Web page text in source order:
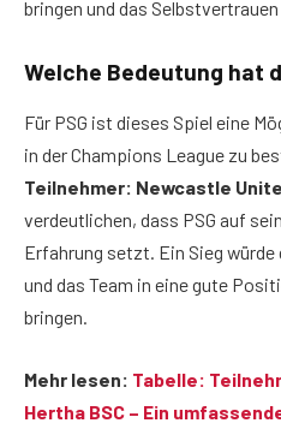
bringen und das
Welche Bedeutung hat
Für PSG ist dieses Spiel eine
in der Champions League zu
Teilnehmer: Newcastle
verdeutlichen, dass PSG auf
Erfahrung setzt. Ein Sieg
und das Team in eine gute
bringen.
Mehr lesen: Tabelle:
Hertha BSC – Ein